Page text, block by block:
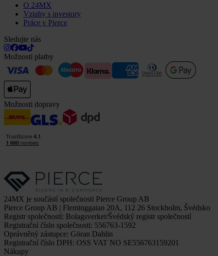
O 24MX
Vztahy s investory
Práce v Pierce
Sledujte nás
Možnosti platby
Možnosti dopravy
24MX je součástí společnosti Pierce Group AB
Pierce Group AB | Fleminggatan 20A, 112 26 Stockholm, Švédsko
Registr společností: Bolagsverket/Švédský registr společností
Registrační číslo společnosti: 556763-1592
Oprávněný zástupce: Göran Dahlin
Registrační číslo DPH: OSS VAT NO SE556763159201
Nákupy